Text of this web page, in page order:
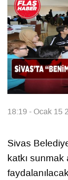
18:19 - Ocak 15
Sivas
katkı